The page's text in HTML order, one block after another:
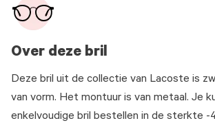
Over deze bril
Deze bril uit de collectie van Lacoste is
van vorm. Het montuur is van metaal. Je
enkelvoudige bril bestellen in de sterkte -